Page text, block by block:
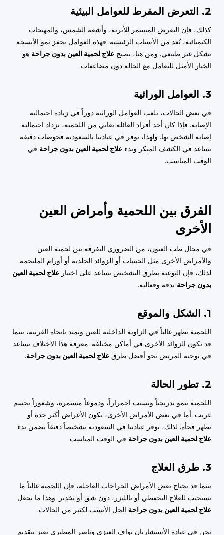
2. التعرض المفرط للعوامل البيئية
كذلك، فإن التعرض المستمر للأتربة، وأشعة الشمس، والمهيجات
الكيميائية، يُعد من الأسباب الرئيسية. فهذه العوامل تحفز نمو الأنسجة
بشكل غير طبيعي. ومن هنا، يصبح علاج لحمية العين بدون جراحة هو
الخيار الأمثل للتعامل مع الحالة دون مضاعفات.
3. العوامل الوراثية
في بعض الحالات، تلعب العوامل الوراثية دوراً في زيادة احتمالية
الإصابة. فإذا كان أحد أفراد العائلة يعاني من اللحمية، تزداد احتمالية
إصابة الشخص بها. ولهذا، نوفر في عيادتنا بالسعودية فحوصات دقيقة
تساعد في الكشف المبكر وبدء علاج لحمية العين بدون جراحة في
الوقت المناسب.
الفرق بين اللحمية وأمراض العين
الأخرى
في مجال طب العيون، من الضروري التفرقة بين لحمية العين
والأمراض الأخرى مثل الحبيبات أو الزوائد الجلدية أو أورام الملتحمة.
لذلك، فإن التوعية بطرق التشخيص تساعد على اختيار علاج لحمية العين
بدون جراحة بدقة وفعالية.
1. الشكل والموقع
اللحمية تظهر غالباً في الزاوية الداخلية للعين وتمتد باتجاه القرنية، بينما
قد تكون الزوائد الأخرى في أماكن مختلفة. معرفة هذا الاختلاف يساعد
في توجيه المريض نحو أفضل طرق علاج لحمية العين بدون جراحة.
2. تطور الحالة
اللحمية تنمو تدريجياً وتسبب احمراراً، ودموعاً مستمرة، وشعوراً بجسم
غريب. أما في بعض الأمراض الأخرى، تكون الأعراض أكثر حدة أو
تظهر فجأة. لذلك، توفر عيادتنا في السعودية تشخيصاً دقيقاً يضمن بدء
علاج لحمية العين بدون جراحة في الوقت المناسب.
3. طرق العلاج
بينما قد تحتاج بعض الأمراض الجراحات العاجلة، فإن اللحمية غالباً ما
تستجيب للعلاج التحفظي أو بالليزر، دون شق أو تخدير. وهذا ما يجعل
علاج لحمية العين بدون جراحة الحل الأنسب لكثير من الحالات.
نحن في عيادة الأستشاريان نواف العنزي وناصر المطيري نعتز بتقديم